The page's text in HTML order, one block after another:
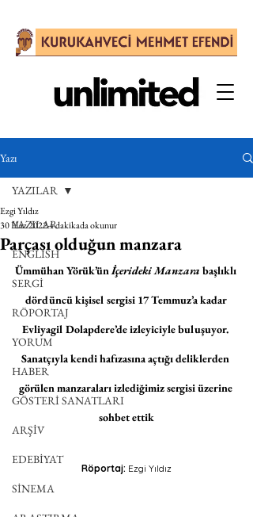
Yazı
YAZILAR
ENGLISH
SERGİ
RÖPORTAJ
YORUM
HABER
GÖSTERİ SANATLARI
ARŞİV
EDEBİYAT
SİNEMA
YAZILAR
Parçası olduğun manzara
Ezgi Yıldız
30 Haz 20224 dakikada okunur
Ümmühan Yörük’ün İçerideki Manzara başlıklı
dördüncü kişisel sergisi 17 Temmuz’a kadar
Evliyagil Dolapdere’de izleyiciyle buluşuyor.
Sanatçıyla kendi hafızasına açtığı deliklerden
görülen manzaraları izlediğimiz sergisi üzerine
sohbet ettik
Röportaj: Ezgi Yıldız